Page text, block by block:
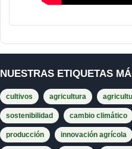
NUESTRAS ETIQUETAS
cultivos agricultura
sostenibilidad cambio climático
producción innovación agrícola